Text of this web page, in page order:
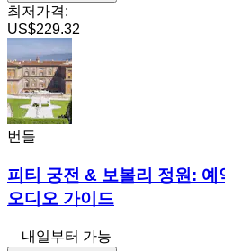
최저가격:
US$229.32
번들
피티 궁전 & 보볼리 정원: 예
오디오 가이드
내일부터 가능